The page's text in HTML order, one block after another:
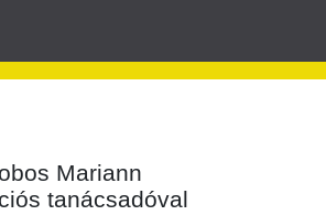
Mariann
tanácsadóval